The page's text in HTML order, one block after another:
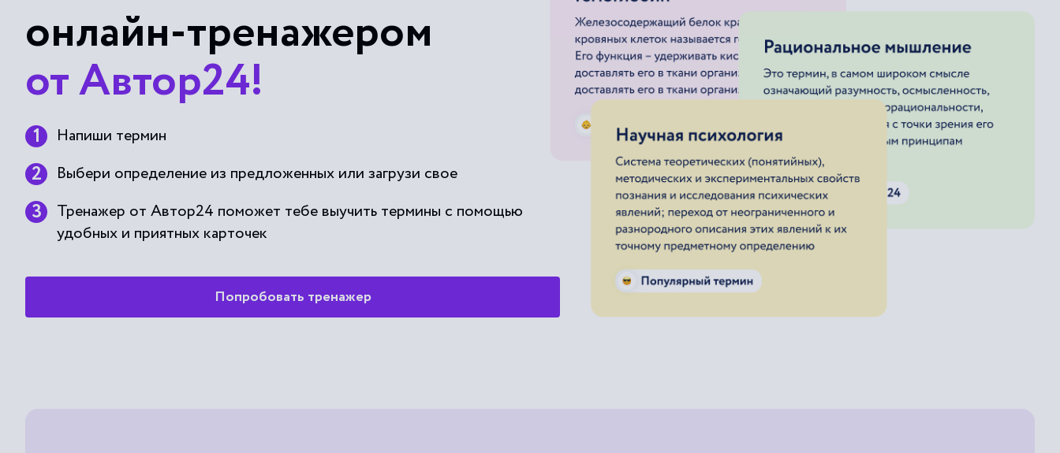
Интенсивность обледенения самолета (вертолета)
Искусственное обледенение самолета (вертолета)
Каркас фюзеляжа самолета (вертолета)
онлайн-тренажером
от Автор24!
Напиши термин
Выбери определение из предложенных или загрузи свое
Тренажер от Автор24 поможет тебе выучить термины с помощью
удобных и приятных карточек
Попробовать тренажер